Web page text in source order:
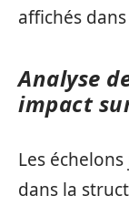
affichés
Analyse
impact
Les
dans la